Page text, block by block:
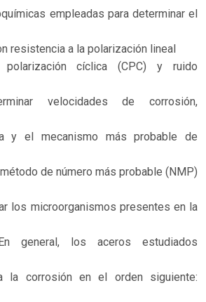
empleadas para determinar el
resistencia a la polarización lineal
cíclica (CPC) y ruido
velocidades de corrosión,
y el mecanismo más probable de
de número más probable (NMP)
los microorganismos presentes en la
general, los aceros estudiados
la corrosión en el orden siguiente: